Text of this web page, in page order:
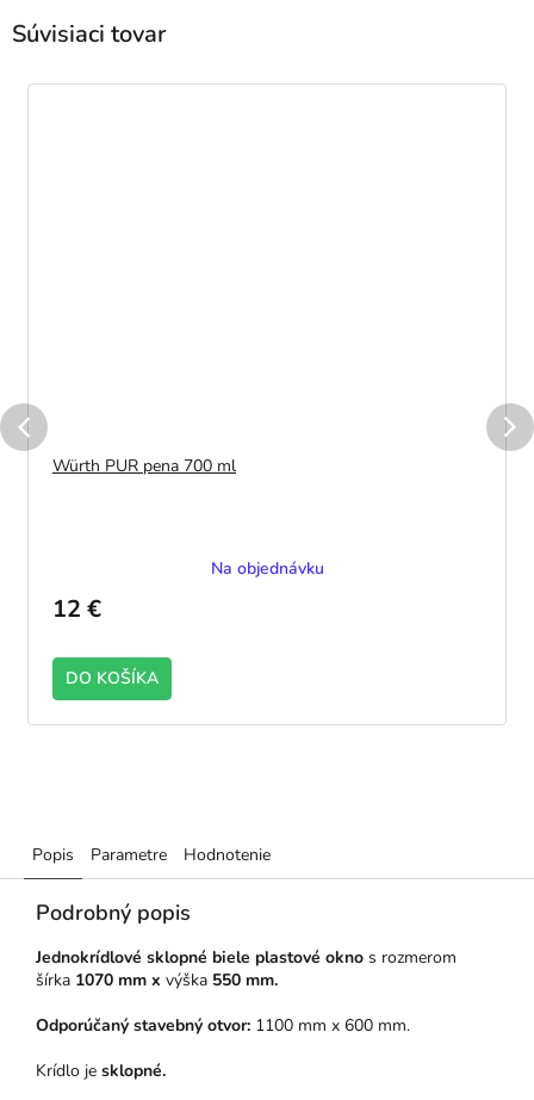
Súvisiaci tovar
Würth PUR pena 700 ml
Na objednávku
12 €
DO KOŠÍKA
Popis Parametre Hodnotenie
Podrobný popis
Jednokrídlové sklopné biele plastové okno s rozmerom
šírka 1070 mm x výška 550 mm.
Odporúčaný stavebný otvor: 1100 mm x 600 mm.
Krídlo je sklopné.